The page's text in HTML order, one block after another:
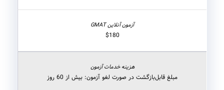
$180
مبلغ قابل‌بازگشت در صورت لغو آزمون: بیش از 60 روز